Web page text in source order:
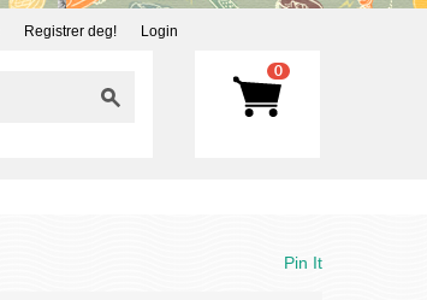
Registrer deg! Login
0
Pin It